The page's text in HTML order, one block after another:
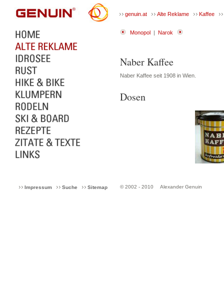
genuin.at Alte Reklame Kaffee
Monopol | Narok
Naber Kaffee
Naber Kaffee seit 1908 in Wien.
Dosen
Impressum Suche Sitemap © 2002 - 2010 Alexander Genuin